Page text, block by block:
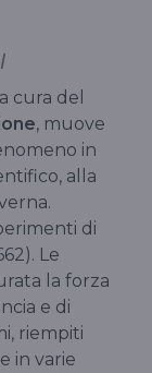
a cura del
, muove
in
alla
di
Le
la forza
e di
riempiti
in varie